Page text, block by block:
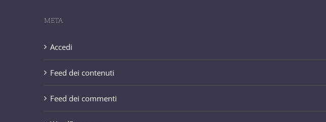
META
Accedi
Feed dei contenuti
Feed dei commenti